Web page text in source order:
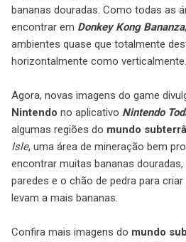
bananas douradas. Como todas as
encontrar em Donkey Kong Bananza
ambientes quase que totalmente
horizontalmente como verticalmente.
Agora, novas imagens do game
Nintendo no aplicativo Nintendo
algumas regiões do mundo
Isle, uma área de mineração bem
encontrar muitas bananas
paredes e o chão de pedra para
levam a mais bananas.
Confira mais imagens do mundo